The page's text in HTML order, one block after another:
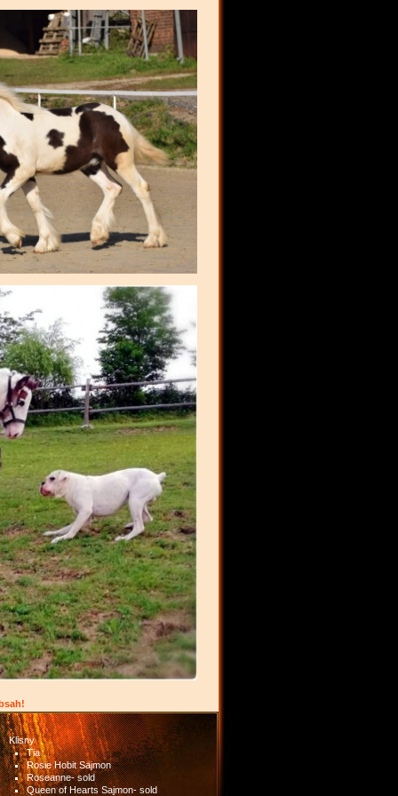
Klisny
Tia
Rosie Hobit Sajmon
Roseanne- sold
Queen of Hearts Sajmon- sold